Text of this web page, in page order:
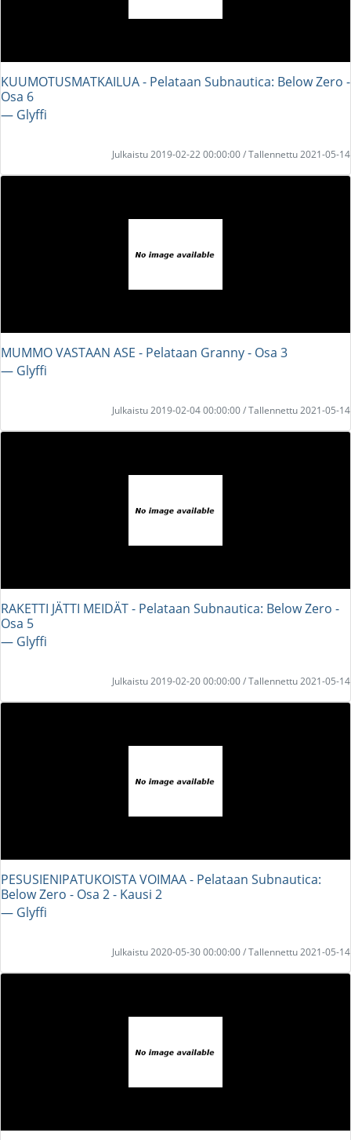
KUUMOTUSMATKAILUA - Pelataan Subnautica: Below Zero -
Osa 6
― Glyffi
Julkaistu 2019-02-22 00:00:00 / Tallennettu 2021-05-14
MUMMO VASTAAN ASE - Pelataan Granny - Osa 3
― Glyffi
Julkaistu 2019-02-04 00:00:00 / Tallennettu 2021-05-14
RAKETTI JÄTTI MEIDÄT - Pelataan Subnautica: Below Zero -
Osa 5
― Glyffi
Julkaistu 2019-02-20 00:00:00 / Tallennettu 2021-05-14
PESUSIENIPATUKOISTA VOIMAA - Pelataan Subnautica:
Below Zero - Osa 2 - Kausi 2
― Glyffi
Julkaistu 2020-05-30 00:00:00 / Tallennettu 2021-05-14